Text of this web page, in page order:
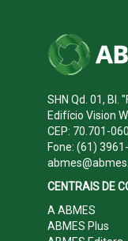
SHN Qd. 01, Bl.
Edifício Vision
CEP: 70.701-
Fone: (61)
CENTRAIS DE
A ABMES
ABMES Plus